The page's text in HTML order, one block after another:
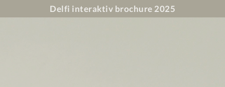
Delfi interaktiv brochure 2025